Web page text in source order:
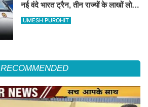
नई वंदे भारत ट्रैन, तीन राज्यों के लाखों लोगों
का सफर होगा आसान, देखें पूरा रूटमैप
UMESH PUROHIT
RECOMMENDED